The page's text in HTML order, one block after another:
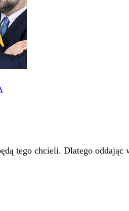
tego chcieli. Dlatego oddając